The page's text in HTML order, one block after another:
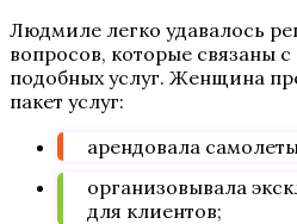
Людмиле легко удавалось
вопросов, которые связаны
подобных услуг. Женщина
пакет услуг:
арендовала
организовывала
для клиентов;